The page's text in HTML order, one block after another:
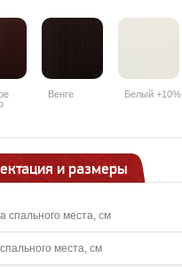
Венге Белый +10%
и размеры
спального места, см
места, см